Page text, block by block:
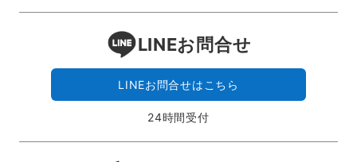
LINEお問合せ
LINEお問合せはこちら
24時間受付